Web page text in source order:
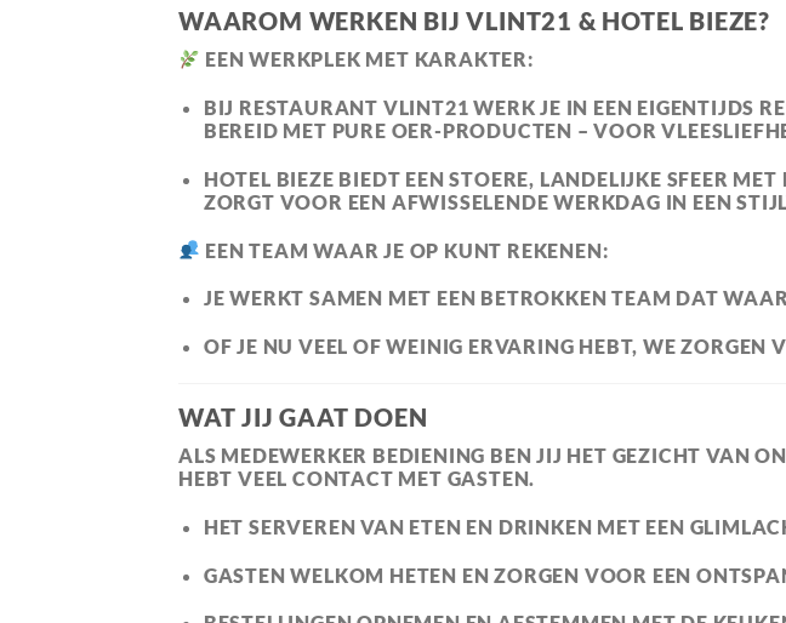
WAAROM WERKEN BIJ VLINT21 & HOTEL BIEZE?
EEN WERKPLEK MET KARAKTER:
BIJ RESTAURANT VLINT21 WERK JE IN EEN EIGENTIJDS
BEREID MET PURE OER-PRODUCTEN – VOOR
HOTEL BIEZE BIEDT EEN STOERE, LANDELIJKE SFEER
ZORGT VOOR EEN AFWISSELENDE WERKDAG IN EEN
EEN TEAM WAAR JE OP KUNT REKENEN:
JE WERKT SAMEN MET EEN BETROKKEN TEAM DAT
OF JE NU VEEL OF WEINIG ERVARING HEBT, WE ZORGEN
WAT JIJ GAAT DOEN
ALS MEDEWERKER BEDIENING BEN JIJ HET GEZICHT VAN
HEBT VEEL CONTACT MET GASTEN.
HET SERVEREN VAN ETEN EN DRINKEN MET EEN
GASTEN WELKOM HETEN EN ZORGEN VOOR EEN